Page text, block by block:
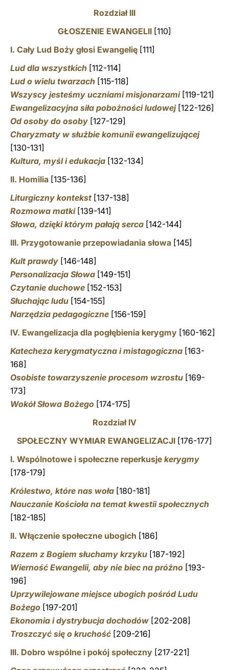
Rozdział III
GŁOSZENIE EWANGELII [110]
I. Cały Lud Boży głosi Ewangelię [111]
Lud dla wszystkich [112-114]
Lud o wielu twarzach [115-118]
Wszyscy jesteśmy uczniami misjonarzami[119-121]
Ewangelizacyjna siła pobożności ludowej [122-126]
Od osoby do osoby [127-129]
Charyzmaty w służbie komunii ewangelizującej
[130-131]
Kultura, myśl i edukacja [132-134]
II. Homilia [135-136]
Liturgiczny kontekst [137-138]
Rozmowa matki [139-141]
Słowa, dzięki którym pałają serca [142-144]
III. Przygotowanie przepowiadania słowa [145]
Kult prawdy [146-148]
Personalizacja Słowa [149-151]
Czytanie duchowe [152-153]
Słuchając ludu [154-155]
Narzędzia pedagogiczne [156-159]
IV. Ewangelizacja dla pogłębienia kerygmy [160-162]
Katecheza kerygmatyczna i mistagogiczna [163-
168]
Osobiste towarzyszenie procesom wzrostu [169-
173]
Wokół Słowa Bożego [174-175]
Rozdział IV
SPOŁECZNY WYMIAR EWANGELIZACJI [176-177]
I. Wspólnotowe i społeczne reperkusje kerygmy
[178-179]
Królestwo, które nas woła [180-181]
Nauczanie Kościoła na temat kwestii społecznych
[182-185]
II. Włączenie społeczne ubogich [186]
Razem z Bogiem słuchamy krzyku [187-192]
Wierność Ewangelii, aby nie biec na próżno [193-
196]
Uprzywilejowane miejsce ubogich pośród Ludu
Bożego [197-201]
Ekonomia i dystrybucja dochodów [202-208]
Troszczyć się o kruchość [209-216]
III. Dobro wspólne i pokój społeczny [217-221]